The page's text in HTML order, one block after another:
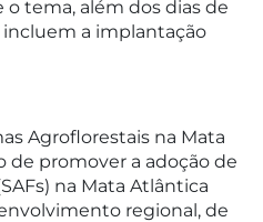
tema, além dos dias de
a implantação
Agroflorestais na Mata
promover a adoção de
na Mata Atlântica
regional, de